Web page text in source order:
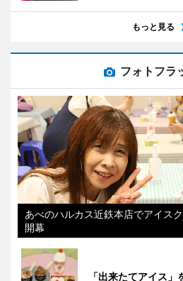
もっと見る
フォトフラ
あべのハルカス近鉄本店でアイス
開幕
「出来たてアイス」